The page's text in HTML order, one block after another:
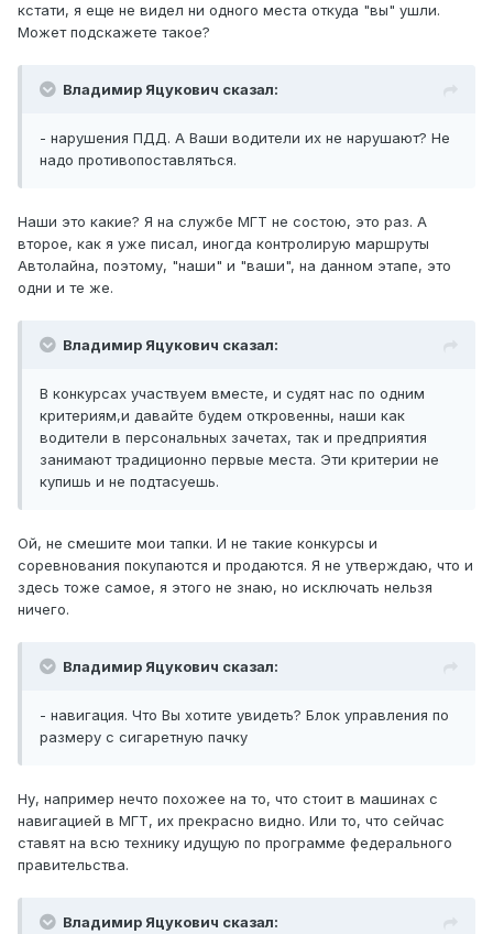
кстати, я еще не видел ни одного места откуда "вы" ушли.
Может подскажете такое?
Владимир Яцукович сказал:
- нарушения ПДД. А Ваши водители их не нарушают? Не
надо противопоставляться.
Наши это какие? Я на службе МГТ не состою, это раз. А
второе, как я уже писал, иногда контролирую маршруты
Автолайна, поэтому, "наши" и "ваши", на данном этапе, это
одни и те же.
Владимир Яцукович сказал:
В конкурсах участвуем вместе, и судят нас по одним
критериям,и давайте будем откровенны, наши как
водители в персональных зачетах, так и предприятия
занимают традиционно первые места. Эти критерии не
купишь и не подтасуешь.
Ой, не смешите мои тапки. И не такие конкурсы и
соревнования покупаются и продаются. Я не утверждаю, что и
здесь тоже самое, я этого не знаю, но исключать нельзя
ничего.
Владимир Яцукович сказал:
- навигация. Что Вы хотите увидеть? Блок управления по
размеру с сигаретную пачку
Ну, например нечто похожее на то, что стоит в машинах с
навигацией в МГТ, их прекрасно видно. Или то, что сейчас
ставят на всю технику идущую по программе федерального
правительства.
Владимир Яцукович сказал: